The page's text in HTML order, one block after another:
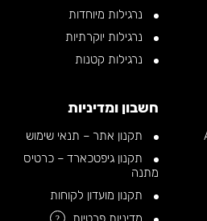
נרגילות מיוחדות
נרגילות יוקרתיות
נרגילות קטנות
חשבון ומדיניות
תקנון אתר – תנאי שימוש
תקנון גיפטכארד – כרטיס
מתנה
תקנון מועדון לקוחות
?